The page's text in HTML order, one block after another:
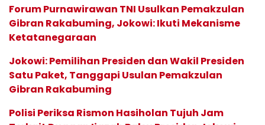
Forum Purnawirawan TNI Usulkan Pemakzulan
Gibran Rakabuming, Jokowi: Ikuti Mekanisme
Ketatanegaraan
Jokowi: Pemilihan Presiden dan Wakil Presiden
Satu Paket, Tanggapi Usulan Pemakzulan
Gibran Rakabuming
Polisi Periksa Rismon Hasiholan Tujuh Jam